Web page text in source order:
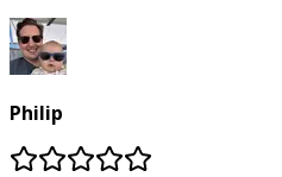
Philip